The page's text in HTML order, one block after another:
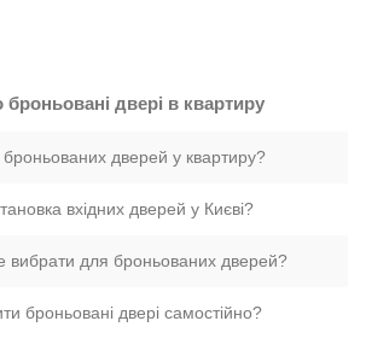
броньовані двері в квартиру
дверей у квартиру?
вхідних дверей у Києві?
вибрати для броньованих дверей?
броньовані двері самостійно?